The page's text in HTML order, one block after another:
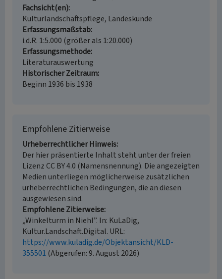
Fachsicht(en)
Kulturlandschaftspflege, Landeskunde
Erfassungsmaßstab
i.d.R. 1:5.000 (größer als 1:20.000)
Erfassungsmethode
Literaturauswertung
Historischer Zeitraum
Beginn 1936 bis 1938
Empfohlene Zitierweise
Urheberrechtlicher Hinweis
Der hier präsentierte Inhalt steht unter der freien
Lizenz CC BY 4.0 (Namensnennung). Die angezeigten
Medien unterliegen möglicherweise zusätzlichen
urheberrechtlichen Bedingungen, die an diesen
ausgewiesen sind.
Empfohlene Zitierweise
„Winkelturm in Niehl”. In: KuLaDig,
Kultur.Landschaft.Digital. URL:
https://www.kuladig.de/Objektansicht/KLD-
355501 (Abgerufen: 9. August 2026)